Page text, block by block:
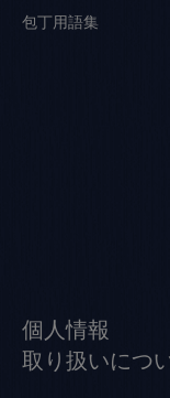
包丁用語集
個人情報
取り扱いにつ